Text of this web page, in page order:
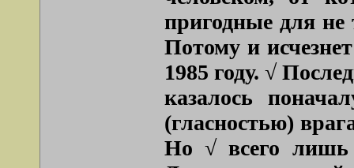
пригодные для не
Потому и
1985 году. √
казалось
(гласностью)
Но √ всего лишь